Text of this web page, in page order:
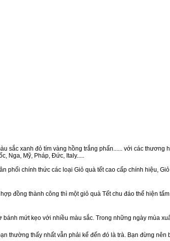
sắc xanh đỏ tím vàng hồng trắng phấn...... với các
Nga, Mỹ, Pháp, Đức, Italy.....
phối chính thức các loại Giỏ quà tết cao cấp chính hiệu,
đồng thành công thì một giỏ quà Tết chu đáo thể hiện
bánh mứt kẹo với nhiều màu sắc. Trong những ngày mùa
thường thấy nhất vẫn phải kể đến đó là trà. Bạn đừng